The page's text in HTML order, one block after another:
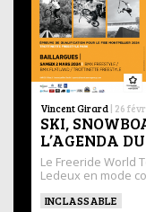
Vincent Girard | 26
SKI,
L’AGENDA
Le Freeride World
Ledeux en mode
INCLASSABLE